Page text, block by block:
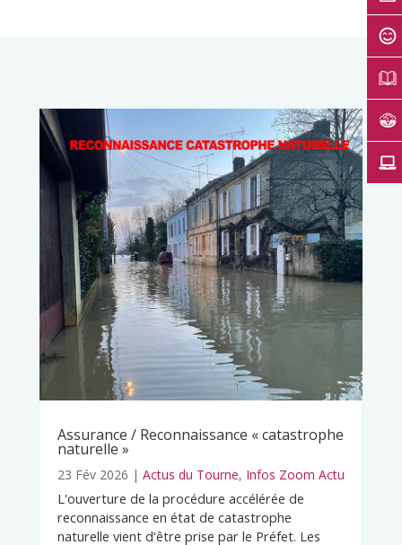
Assurance / Reconnaissance « catastrophe
naturelle »
23 Fév 2026 | Actus du Tourne, Infos Zoom Actu
L'ouverture de la procédure accélérée de
reconnaissance en état de catastrophe
naturelle vient d'être prise par le Préfet. Les